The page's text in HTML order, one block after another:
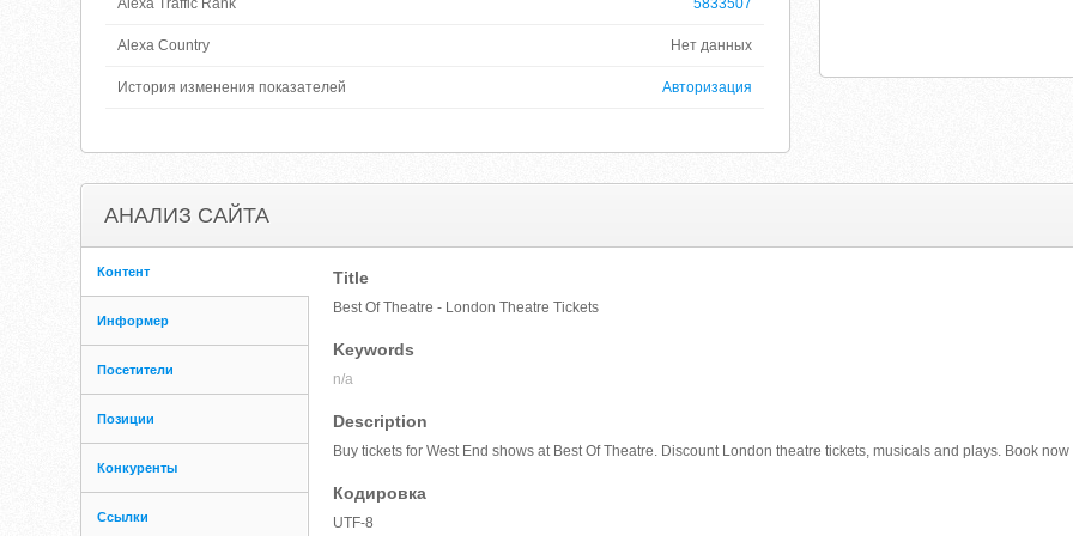
Alexa Traffic Rank 5833507
Alexa Country Нет данных
История изменения показателей Авторизация
АНАЛИЗ САЙТА
Контент
Информер
Посетители
Позиции
Конкуренты
Ссылки
Title
Best Of Theatre - London Theatre Tickets
Keywords
n/a
Description
Buy tickets for West End shows at Best Of Theatre. Discount London theatre tickets, musicals and plays. Book
Кодировка
UTF-8